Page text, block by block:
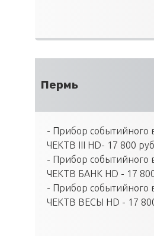
Пермь
- Прибор событийного
ЧЕКТВ III HD- 17 800
- Прибор событийного
ЧЕКТВ БАНК HD - 17
- Прибор событийного
ЧЕКТВ ВЕСЫ HD - 17